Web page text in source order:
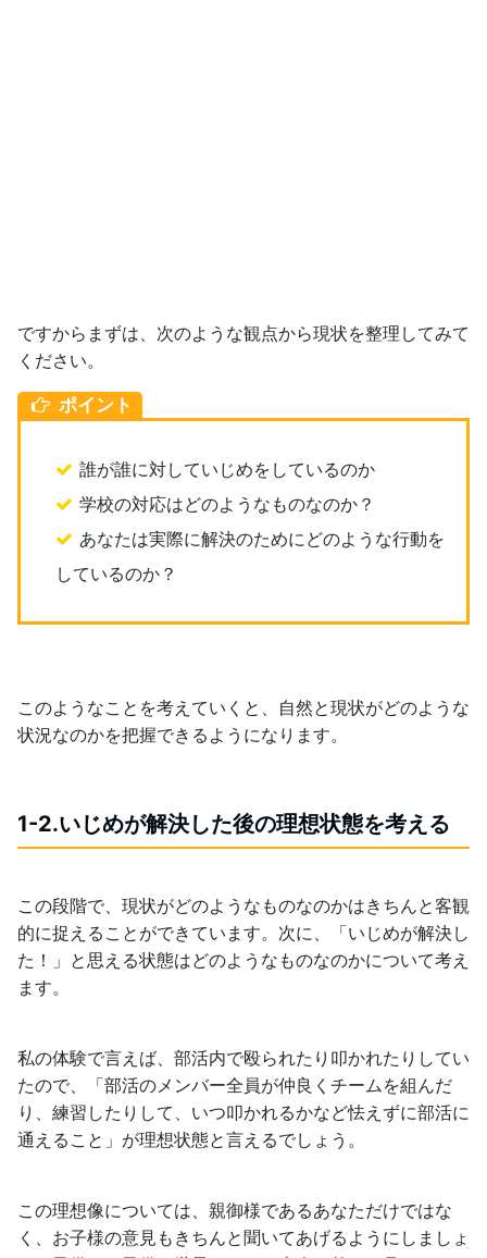
ですからまずは、次のような観点から現状を整理してみて
ください。
ポイント
誰が誰に対していじめをしているのか
学校の対応はどのようなものなのか？
あなたは実際に解決のためにどのような行動を
しているのか？
このようなことを考えていくと、自然と現状がどのような
状況なのかを把握できるようになります。
1-2.いじめが解決した後の理想状態を考える
この段階で、現状がどのようなものなのかはきちんと客観
的に捉えることができています。次に、「いじめが解決し
た！」と思える状態はどのようなものなのかについて考え
ます。
私の体験で言えば、部活内で殴られたり叩かれたりしてい
たので、「部活のメンバー全員が仲良くチームを組んだ
り、練習したりして、いつ叩かれるかなど怯えずに部活に
通えること」が理想状態と言えるでしょう。
この理想像については、親御様であるあなただけではな
く、お子様の意見もきちんと聞いてあげるようにしましょ